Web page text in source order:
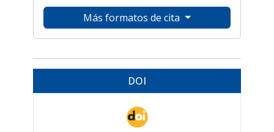
Más formatos de cita
DOI